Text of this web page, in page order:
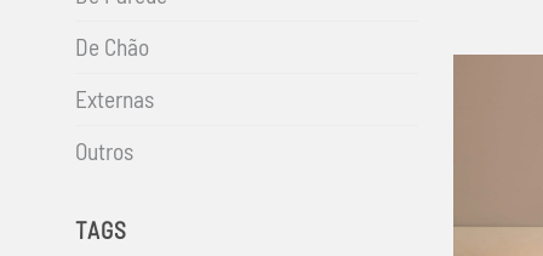
De Chão
Externas
Outros
TAGS